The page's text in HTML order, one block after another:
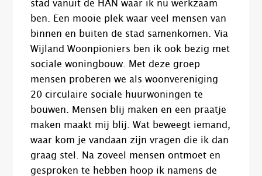
stad vanuit de HAN waar ik nu werkzaam
ben. Een mooie plek waar veel mensen van
binnen en buiten de stad samenkomen. Via
Wijland Woonpioniers ben ik ook bezig met
sociale woningbouw. Met deze groep
mensen proberen we als woonvereniging
20 circulaire sociale huurwoningen te
bouwen. Mensen blij maken en een praatje
maken maakt mij blij. Wat beweegt iemand,
waar kom je vandaan zijn vragen die ik dan
graag stel. Na zoveel mensen ontmoet en
gesproken te hebben hoop ik namens de